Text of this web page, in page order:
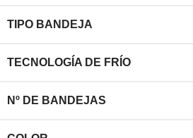
TIPO BANDEJA
TECNOLOGÍA DE FRÍO
Nº DE BANDEJAS